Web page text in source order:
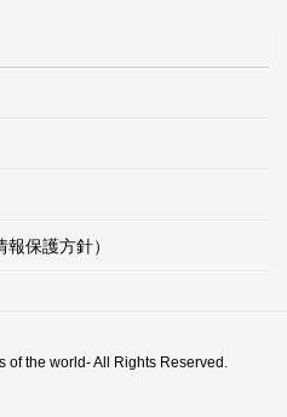
保護方針）
of the world- All Rights Reserved.